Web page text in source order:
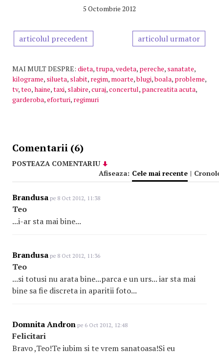
5 Octombrie 2012
articolul precedent articolul urmator
MAI MULT DESPRE: dieta,trupa,vedeta, pereche, sanatate,
kilograme, silueta, slabit, regim, moarte,blugi,boala, probleme,
tv,teo,haine,taxi, slabire,curaj,concertul, pancreatita acuta,
garderoba,eforturi, regimuri
Comentarii (6)
POSTEAZA COMENTARIU
Afiseaza: Cele mai recente |
Brandusa pe 8 Oct 2012, 11:38
Teo
...i-ar sta mai bine...
Brandusa pe 8 Oct 2012, 11:36
Teo
...si totusi nu arata bine...parca e un urs... iar sta mai
bine sa fie discreta in aparitii foto...
Domnita Andron pe 6 Oct 2012, 12:48
Felicitari
Bravo ,Teo!Te iubim si te vrem sanatoasa!Si eu